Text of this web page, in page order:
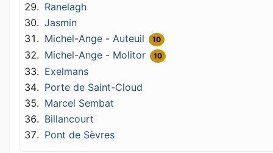
Ranelagh
Jasmin
Michel-Ange - Auteuil
10
Michel-Ange - Molitor 10
Exelmans
Porte de Saint-Cloud
Marcel Sembat
Billancourt
Pont de Sèvres